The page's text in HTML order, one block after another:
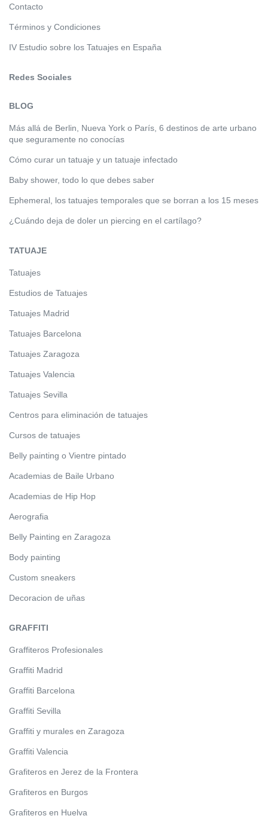
Contacto
Términos y Condiciones
IV Estudio sobre los Tatuajes en España
Redes Sociales
BLOG
Más allá de Berlin, Nueva York o París, 6 destinos de arte urbano
que seguramente no conocías
Cómo curar un tatuaje y un tatuaje infectado
Baby shower, todo lo que debes saber
Ephemeral, los tatuajes temporales que se borran a los 15 meses
¿Cuándo deja de doler un piercing en el cartílago?
TATUAJE
Tatuajes
Estudios de Tatuajes
Tatuajes Madrid
Tatuajes Barcelona
Tatuajes Zaragoza
Tatuajes Valencia
Tatuajes Sevilla
Centros para eliminación de tatuajes
Cursos de tatuajes
Belly painting o Vientre pintado
Academias de Baile Urbano
Academias de Hip Hop
Aerografia
Belly Painting en Zaragoza
Body painting
Custom sneakers
Decoracion de uñas
GRAFFITI
Graffiteros Profesionales
Graffiti Madrid
Graffiti Barcelona
Graffiti Sevilla
Graffiti y murales en Zaragoza
Graffiti Valencia
Grafiteros en Jerez de la Frontera
Grafiteros en Burgos
Grafiteros en Huelva